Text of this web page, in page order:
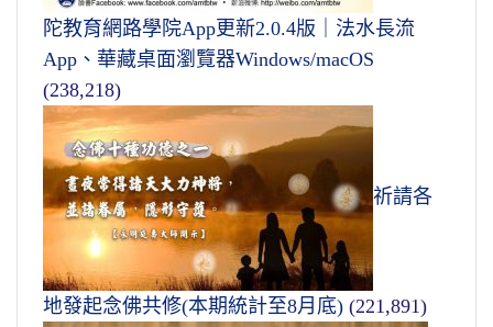
陀教育網路學院App更新2.0.4版｜法水長流
App、華藏桌面瀏覽器Windows/macOS
(238,218)
祈請各
地發起念佛共修(本期統計至8月底) (221,891)